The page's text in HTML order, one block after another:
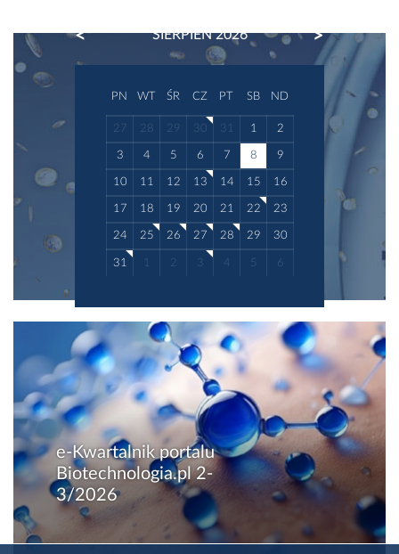
SIERPIEŃ 2026
PREVIOUS NEXT
PN WT ŚR CZ PT SB ND
27 28 29 30 31 1 2
3 4 5 6 7 8 9
10 11 12 13 14 15 16
17 18 19 20 21 22 23
24 25 26 27 28 29 30
31 1 2 3 4 5 6
e-Kwartalnik portalu
Biotechnologia.pl 2-
3/2026